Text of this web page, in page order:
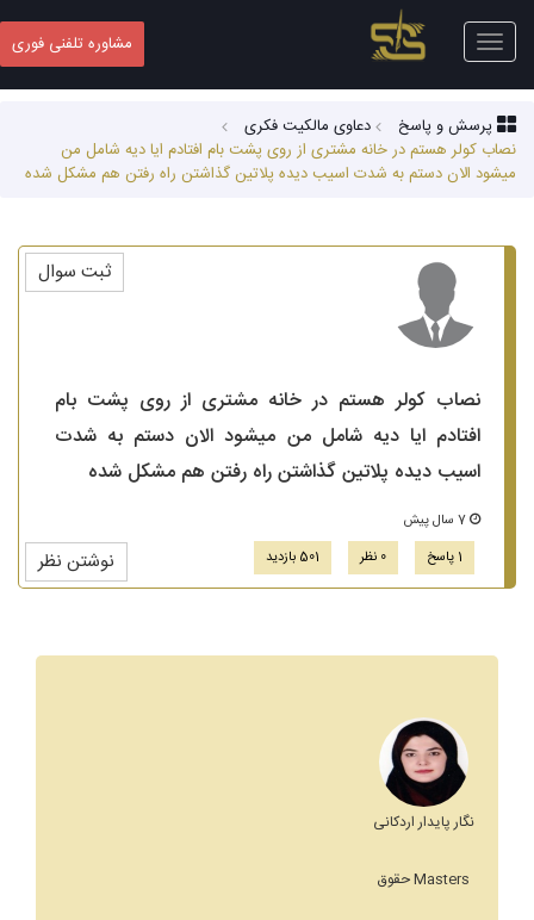
Toggle
navigation
مشاوره تلفنی فوری
پرسش و پاسخ
دعاوی مالکیت فکری
نصاب کولر هستم در خانه مشتری از روی پشت بام افتادم ایا دیه شامل من
میشود الان دستم به شدت اسیب دیده پلاتین گذاشتن راه رفتن هم مشکل شده
نصاب کولر هستم در خانه مشتری از روی پشت بام
افتادم ایا دیه شامل من میشود الان دستم به شدت
اسیب دیده پلاتین گذاشتن راه رفتن هم مشکل شده
1 پاسخ
0 نظر 501 بازدید نوشتن نظر
ثبت سوال
نگار پایدار اردکانی
Masters حقوق